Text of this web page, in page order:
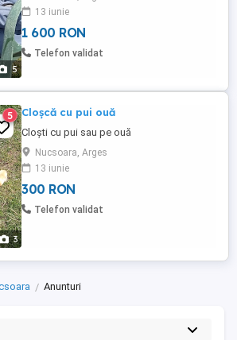
5
13 iunie
1 600 RON
Telefon validat
3
5 Cloșcă cu pui ouă
Cloști cu pui sau pe ouă
Nucsoara, Arges
13 iunie
300 RON
Telefon validat
Anunturi